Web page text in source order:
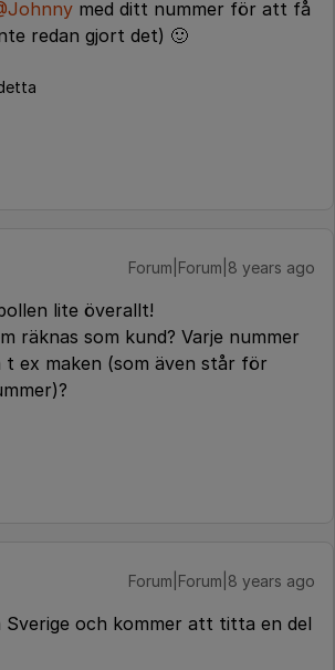
med ditt nummer för att få
redan gjort det) 🙂
Forum|Forum|8 years ago
lite överallt!
räknas som kund? Varje nummer
t ex maken (som även står för
Forum|Forum|8 years ago
Sverige och kommer att titta en del